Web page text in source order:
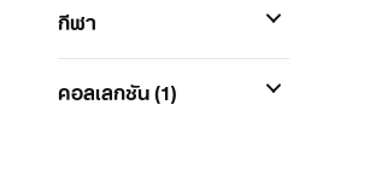
กีฬา
คอลเลกชัน(1)